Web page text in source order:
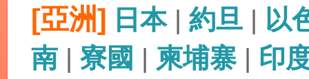
[亞洲] 日本| 約旦 | 以
南 | 寮國 | 柬埔寨| 印